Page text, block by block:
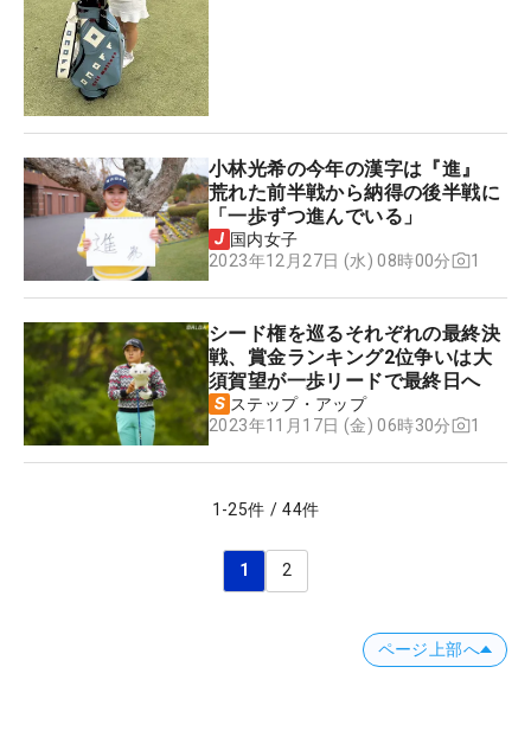
小林光希の今年の漢字は『進』
荒れた前半戦から納得の後半戦に
「一歩ずつ進んでいる」
国内女子
2023年12月27日 (水) 08時00分
1
シード権を巡るそれぞれの最終決
戦、賞金ランキング2位争いは大
須賀望が一歩リードで最終日へ
ステップ・アップ
2023年11月17日 (金) 06時30分
1
1 -25件 / 44件
1 2
ページ上部へ